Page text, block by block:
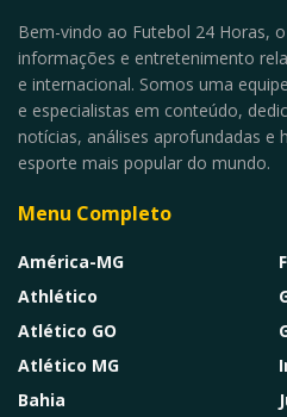
Bem-vindo ao Futebol 24 Horas,
informações e entretenimento
e internacional. Somos uma
e especialistas em conteúdo,
notícias, análises aprofundadas e
esporte mais popular do mundo.
Menu Completo
América-MG
Athlético
Atlético GO
Atlético MG
Bahia